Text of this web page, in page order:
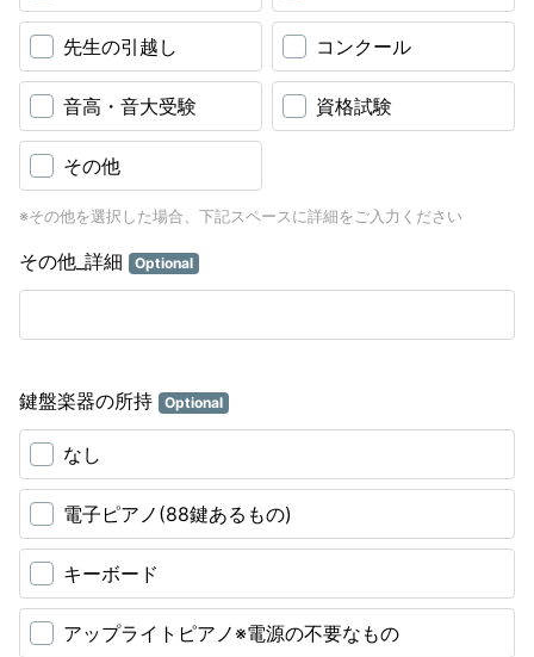
先生の引越し コンクール
音高・音大受験 資格試験
その他
※その他を選択した場合、下記スペースに詳細をご入力ください
その他_詳細 Optional
鍵盤楽器の所持 Optional
なし
電子ピアノ(88鍵あるもの)
キーボード
アップライトピアノ※電源の不要なもの